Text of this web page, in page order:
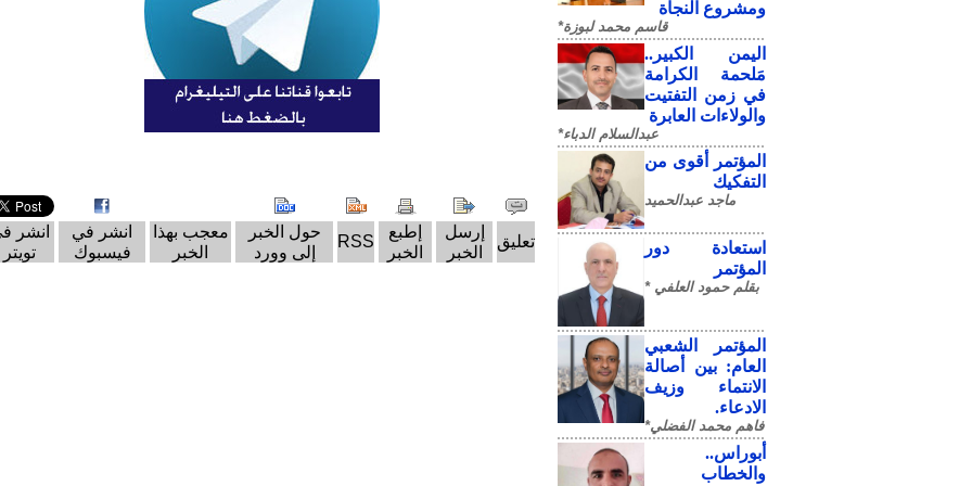
ومشروع النجاة
قاسم محمد لبوزة*
​اليمن الكبير..
مَلحمة الكرامة
في زمن التفتيت
والولاءات العابرة
عبدالسلام الدباء*
المؤتمر أقوى من
التفكيك
ماجد عبدالحميد
استعادة دور
المؤتمر
بقلم حمود العلفي *
المؤتمر الشعبي
العام: بين أصالة
الانتماء وزيف
الادعاء.
فاهم محمد الفضلي*
أبوراس..
والخطاب
تعليق
إرسل
الخبر
إطبع
الخبر
RSS
حول الخبر
إلى وورد
معجب بهذا
الخبر
انشر في
فيسبوك
انشر
تويتر